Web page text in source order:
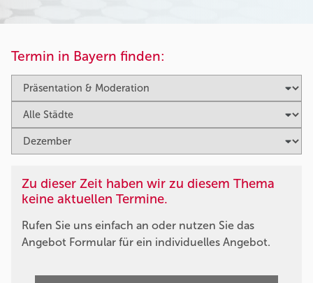
Termin in Bayern finden:
Zu dieser Zeit haben wir zu diesem Thema
keine aktuellen Termine.
Rufen Sie uns einfach an oder nutzen Sie das
Angebot Formular für ein individuelles Angebot.